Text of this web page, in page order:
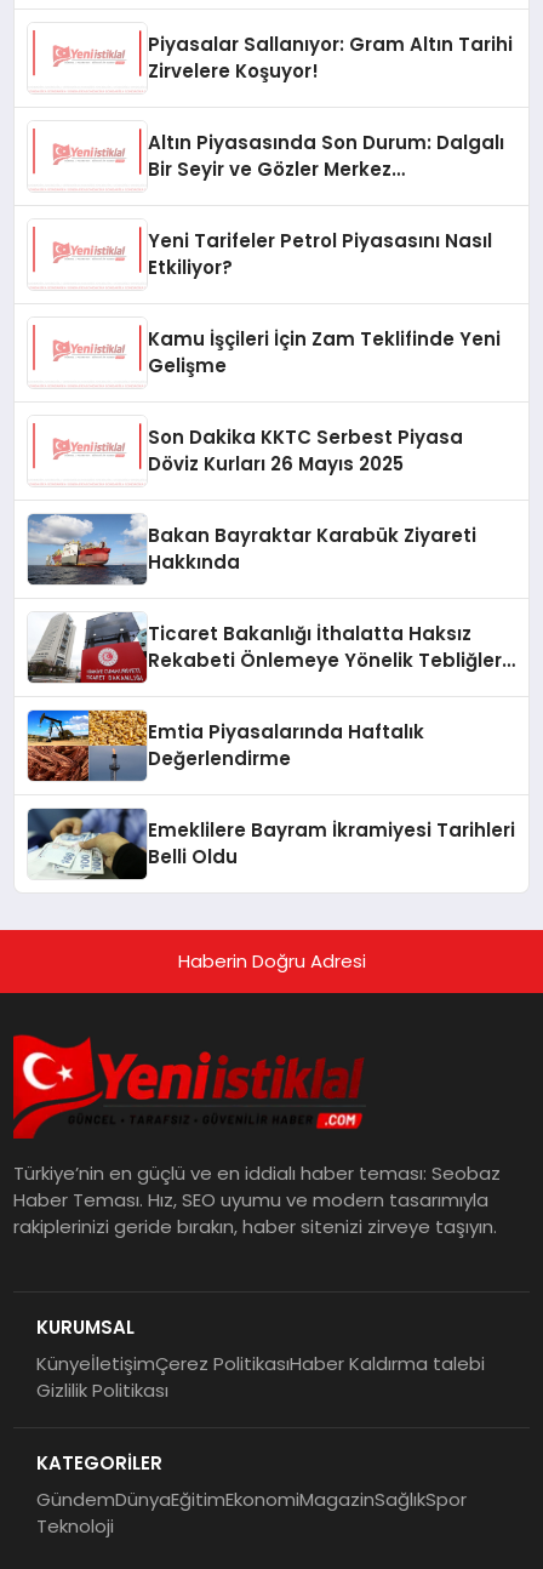
Piyasalar Sallanıyor: Gram Altın Tarihi
Zirvelere Koşuyor!
Altın Piyasasında Son Durum: Dalgalı
Bir Seyir ve Gözler Merkez
Yeni Tarifeler Petrol Piyasasını Nasıl
Etkiliyor?
Kamu İşçileri İçin Zam Teklifinde Yeni
Gelişme
Son Dakika KKTC Serbest Piyasa
Döviz Kurları 26 Mayıs 2025
Bakan Bayraktar Karabük Ziyareti
Hakkında
Ticaret Bakanlığı İthalatta Haksız
Rekabeti Önlemeye Yönelik Tebliğleri
Emtia Piyasalarında Haftalık
Değerlendirme
Emeklilere Bayram İkramiyesi Tarihleri
Belli Oldu
Haberin Doğru Adresi
Türkiye’nin en güçlü ve en iddialı haber teması: Seobaz
Haber Teması. Hız, SEO uyumu ve modern tasarımıyla
rakiplerinizi geride bırakın, haber sitenizi zirveye taşıyın.
KURUMSAL
KünyeİletişimÇerez PolitikasıHaber Kaldırma talebi
Gizlilik Politikası
KATEGORİLER
GündemDünyaEğitimEkonomiMagazinSağlıkSpor
Teknoloji